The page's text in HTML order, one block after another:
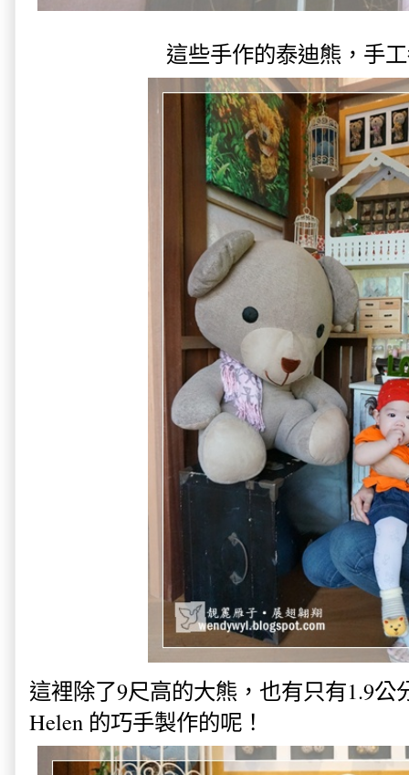
這些手作的泰迪熊，手
這裡除了9尺高的大熊，也有只有1.9公
Helen 的巧手製作的呢！